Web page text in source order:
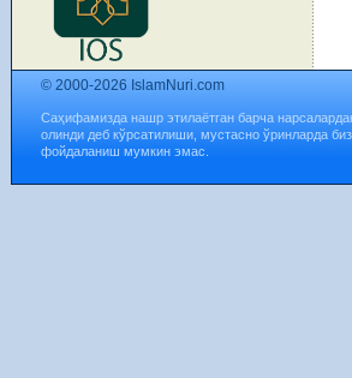
© 2000-2026 IslamNuri.com
Саҳифамизда нашр этилаётган барча
олинди деб кўрсатилиши, мустасно ўринларда
фойдаланиш мумкин эмас.